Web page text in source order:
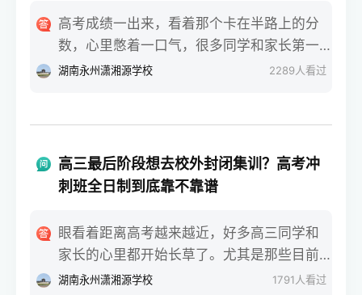
拼的是硬实力。单招是各省单独组织，每年
3-4月考试，比高考早两三个月，考基础文化
课+专业技能，难度低不少。郴州的私立中学
能报本省的专科院校，不能报本科，这点一
定要记牢。比如郴州的同学，哪怕在郴州明
能选湖南省内专科。高考就灵活多了，全国
的本科、专科都能报，只要分数够，想去哪
所学校都可以。四、录取后待遇无差别，适
高考成绩一出来，看着那个卡在半路上的分
数，心里憋着一口气，很多同学和家长第一
反应就是：回去再拼一年。可下了决心之
有多高？对于没有经验的零基础小白家庭来
说，大家听到太多的神话，比如谁谁谁复读
一年逆袭了一百多分，也有人吓唬你说回去
复读一年一般可以提高多少分？今天咱就摘
掉所有机构的夸大宣传，用最接地气的大白
话，把不同基础的同学重来一年的真实提分
湖南永州潇湘源学校 2289人看过
高三最后阶段想去校外封闭集训？高考冲
刺班全日制到底靠不靠谱
眼看着距离高考越来越近，好多高三同学和
家长的心里都开始长草了。尤其是那些目前
分数卡在本科线边缘，或者偏科特别严重的
湖南永州潇湘源学校 1791人看过